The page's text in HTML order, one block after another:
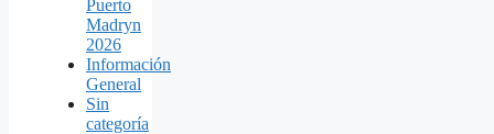
Puerto
Madryn
2026
Información
General
Sin
categoría